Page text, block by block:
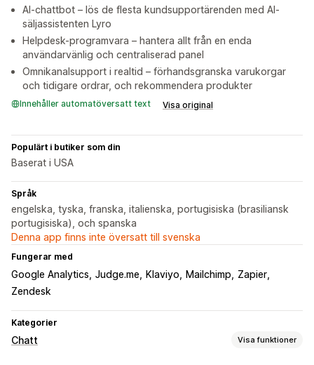
AI-chattbot – lös de flesta kundsupportärenden med AI-
säljassistenten Lyro
Helpdesk-programvara – hantera allt från en enda
användarvänlig och centraliserad panel
Omnikanalsupport i realtid – förhandsgranska varukorgar
och tidigare ordrar, och rekommendera produkter
Innehåller automatöversatt text Visa original
Populärt i butiker som din
Baserat i USA
Språk
engelska, tyska, franska, italienska, portugisiska (brasiliansk
portugisiska), och spanska
Denna app finns inte översatt till svenska
Fungerar med
Google Analytics Judge.me Klaviyo Mailchimp
Zapier
Zendesk
Kategorier
Chatt Visa funktioner